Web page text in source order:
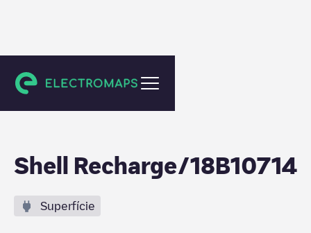
Zwolle
Shell Recharge/18B10714
Superfície